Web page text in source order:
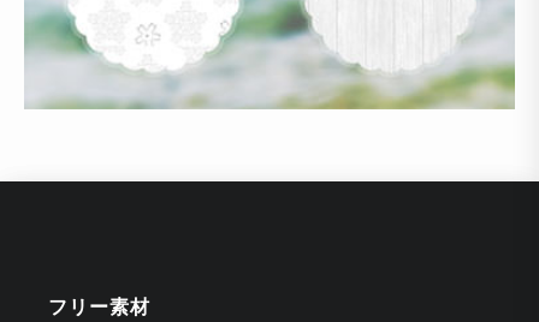
フリー素材